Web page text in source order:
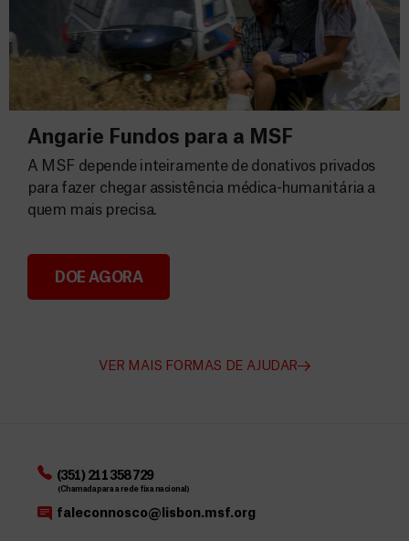
Angarie Fundos para a MSF
Angarie Fundos para a MSF
A MSF depende inteiramente de donativos privados
para fazer chegar assistência médica-humanitária a
quem mais precisa.
DOE AGORA
VER MAIS FORMAS DE AJUDAR
(351) 211 358 729
(Chamada para a rede fixa nacional)
faleconnosco@lisbon.msf.org